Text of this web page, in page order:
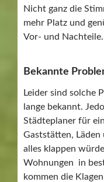
Nicht ganz die
mehr Platz und
Vor- und Nachteile.
Bekannte
Leider sind solche
lange bekannt.
Städteplaner für
Gaststätten, Läden
alles klappen
Wohnungen in
kommen die